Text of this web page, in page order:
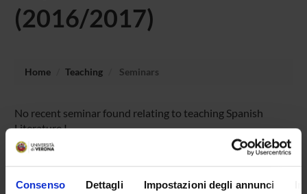
Consenso Dettagli Impostazioni degli annunci
(2016/2017)
Home Teaching Seminars
No recent seminar found relating to teaching Spanish
Literature I.
STUDYING